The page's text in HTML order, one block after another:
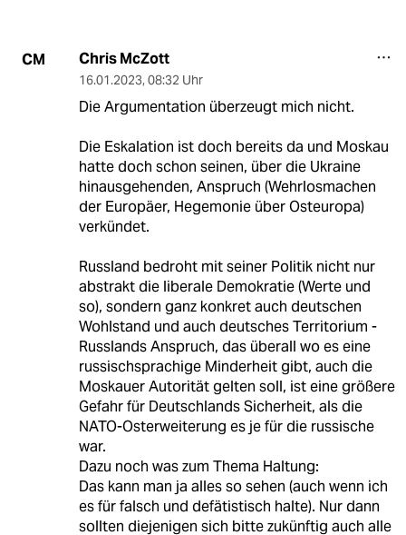
CM Chris McZott
16.01.2023, 08:32 Uhr
Die Argumentation überzeugt mich nicht.
Die Eskalation ist doch bereits da und Moskau
hatte doch schon seinen, über die Ukraine
hinausgehenden, Anspruch (Wehrlosmachen
der Europäer, Hegemonie über Osteuropa)
verkündet.
Russland bedroht mit seiner Politik nicht nur
abstrakt die liberale Demokratie (Werte und
so), sondern ganz konkret auch deutschen
Wohlstand und auch deutsches Territorium -
Russlands Anspruch, das überall wo es eine
russischsprachige Minderheit gibt, auch die
Moskauer Autorität gelten soll, ist eine größere
Gefahr für Deutschlands Sicherheit, als die
NATO-Osterweiterung es je für die russische
war.
Dazu noch was zum Thema Haltung:
Das kann man ja alles so sehen (auch wenn ich
es für falsch und defätistisch halte). Nur dann
sollten diejenigen sich bitte zukünftig auch alle